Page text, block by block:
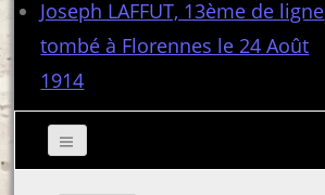
Joseph LAFFUT, 13ème de ligne
tombé à Florennes le 24 Août
1914